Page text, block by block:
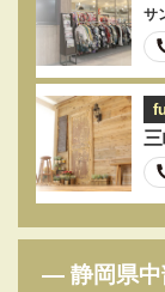
サ
静岡県